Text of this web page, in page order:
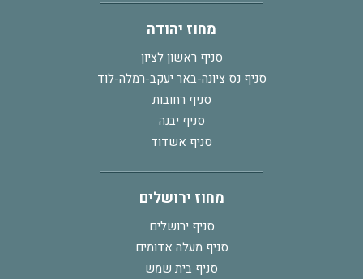
מחוז יהודה
סניף ראשון לציון
סניף נס ציונה-באר יעקב-רמלה-לוד
סניף רחובות
סניף יבנה
סניף אשדוד
מחוז ירושלים
סניף ירושלים
סניף מעלה אדומים
סניף בית שמש